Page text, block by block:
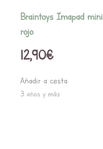
Braintoys Imapad mini
rojo
12,90€
Añadir a cesta
3 años y más